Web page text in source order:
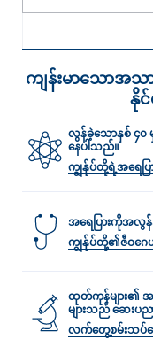
ကျန်းမာသောအ
နို
လွန်ခဲ့သောနှစ် ၄၀
နေပါသည်။
ကျွန်ုပ်တို့ရဲ့အရေပ
အရေပြားကိုအလွ
ကျွန်ုပ်တို့၏ဇီဝဂေဟ
ထုတ်ကုန်များ၏
များသည် ဆေးပ
လက်တွေ့စမ်းသပ်လ